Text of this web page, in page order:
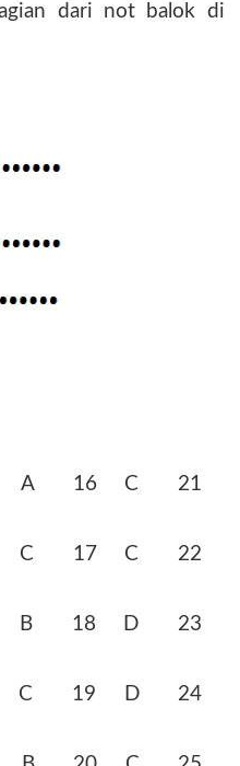
dari not balok di
A 16 C
21
C 17 C
22
B 18 D
23
C 19 D
24